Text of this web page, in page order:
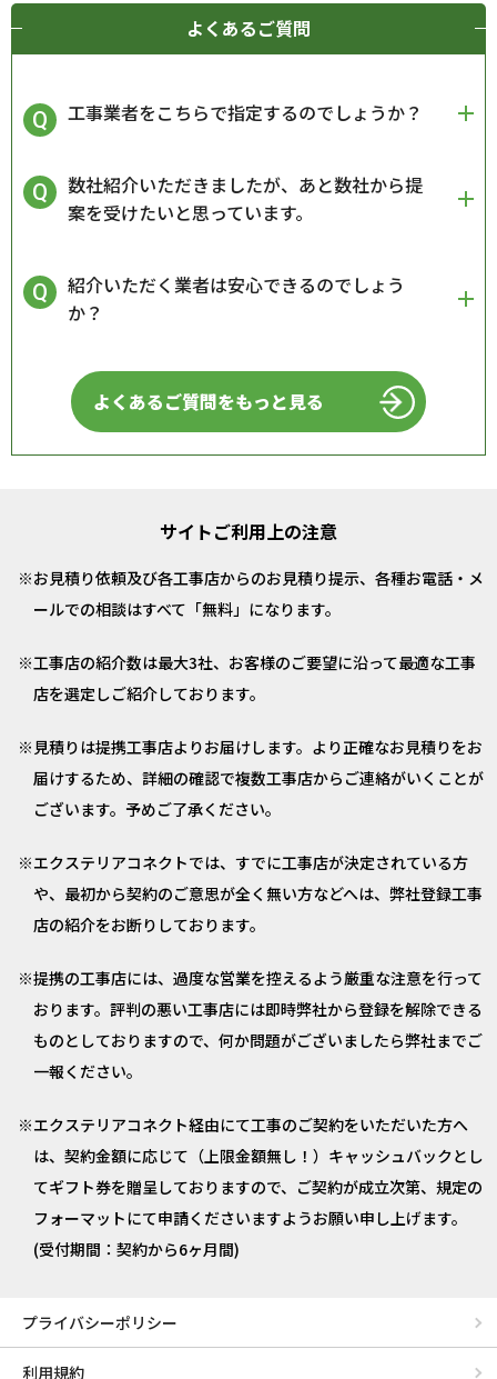
よくあるご質問
工事業者をこちらで指定するのでしょうか？
数社紹介いただきましたが、あと数社から提
案を受けたいと思っています。
紹介いただく業者は安心できるのでしょう
か？
よくあるご質問をもっと見る
サイトご利用上の注意
お見積り依頼及び各工事店からのお見積り提示、各種お電話・メ
ールでの相談はすべて「無料」になります。
工事店の紹介数は最大3社、お客様のご要望に沿って最適な工事
店を選定しご紹介しております。
見積りは提携工事店よりお届けします。より正確なお見積りをお
届けするため、詳細の確認で複数工事店からご連絡がいくことが
ございます。予めご了承ください。
エクステリアコネクトでは、すでに工事店が決定されている方
や、最初から契約のご意思が全く無い方などへは、弊社登録工事
店の紹介をお断りしております。
提携の工事店には、過度な営業を控えるよう厳重な注意を行って
おります。評判の悪い工事店には即時弊社から登録を解除できる
ものとしておりますので、何か問題がございましたら弊社までご
一報ください。
エクステリアコネクト経由にて工事のご契約をいただいた方へ
は、契約金額に応じて（上限金額無し！）キャッシュバックとし
てギフト券を贈呈しておりますので、ご契約が成立次第、規定の
フォーマットにて申請くださいますようお願い申し上げます。
(受付期間：契約から6ヶ月間)
プライバシーポリシー
利用規約